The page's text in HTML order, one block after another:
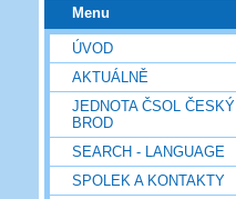
Menu
ÚVOD
AKTUÁLNĚ
JEDNOTA ČSOL ČESKÝ
BROD
SEARCH - LANGUAGE
SPOLEK A KONTAKTY